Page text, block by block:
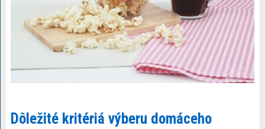
Dôležité kritériá výberu domáceho